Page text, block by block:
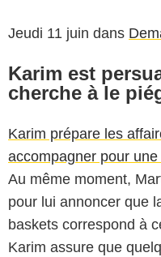
Jeudi 11 juin dans
Karim est
cherche à le
Karim prépare les
accompagner pour
Au même moment,
pour lui annoncer que
baskets correspond à
Karim assure que